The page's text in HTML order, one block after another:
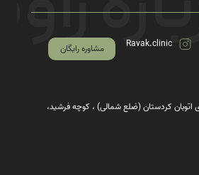
Ravak.clinic مشاوره رایگان
اتوبان کردستان (ضلع شمالی) ، کوچه فرشید،